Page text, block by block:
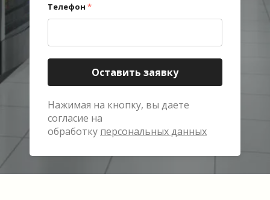
Телефон *
Оставить заявку
Нажимая на кнопку, вы даете
согласие на
обработку персональных данных